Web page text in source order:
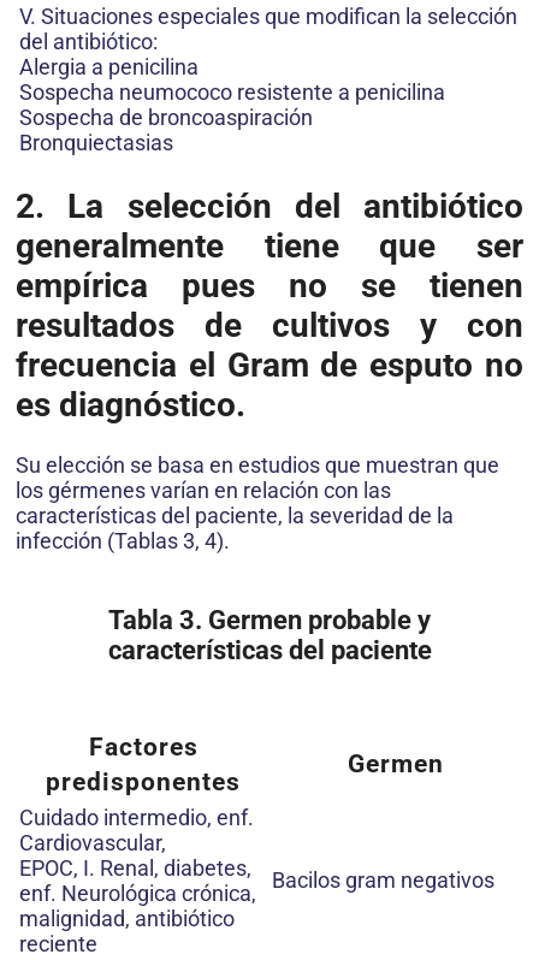
V. Situaciones especiales que modifican la selección
del antibiótico:
Alergia a penicilina
Sospecha neumococo resistente a penicilina
Sospecha de broncoaspiración
Bronquiectasias
2. La selección del antibiótico
generalmente tiene que ser
empírica pues no se tienen
resultados de cultivos y con
frecuencia el Gram de esputo no
es diagnóstico.
Su elección se basa en estudios que muestran que
los gérmenes varían en relación con las
características del paciente, la severidad de la
infección (Tablas 3, 4).
Tabla 3. Germen probable y
características del paciente
Factores
predisponentes
Germen
Cuidado intermedio, enf.
Cardiovascular,
EPOC, I. Renal, diabetes,
enf. Neurológica crónica,
malignidad, antibiótico
reciente
Bacilos gram negativos